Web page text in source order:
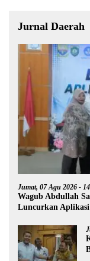
Jurnal Daerah
Jumat, 07 Agu 2026 -
Wagub Abdullah
Luncurkan